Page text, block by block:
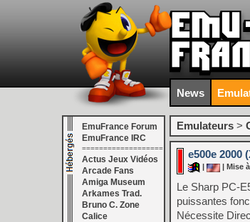
News
EmuFrance Forum
EmuFrance IRC
===================
Actus Jeux Vidéos
Arcade Fans
Amiga Museum
Arkames Trad.
Bruno C. Zone
Calice
Emulateurs >
e500e 2000
| Mise
Le Sharp PC-
puissantes
Nécessite